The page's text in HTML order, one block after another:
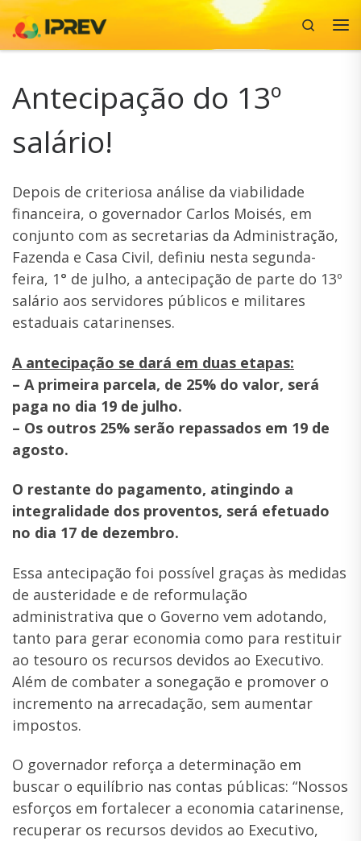
Skip to content
Search
Antecipação do 13º
salário!
Depois de criteriosa análise da viabilidade
financeira, o governador Carlos Moisés, em
conjunto com as secretarias da Administração,
Fazenda e Casa Civil, definiu nesta segunda-
feira, 1° de julho, a antecipação de parte do 13º
salário aos servidores públicos e militares
estaduais catarinenses.
A antecipação se dará em duas etapas:
– A primeira parcela, de 25% do valor, será
paga no dia 19 de julho.
– Os outros 25% serão repassados em 19 de
agosto.
O restante do pagamento, atingindo a
integralidade dos proventos, será efetuado
no dia 17 de dezembro.
Essa antecipação foi possível graças às medidas
de austeridade e de reformulação
administrativa que o Governo vem adotando,
tanto para gerar economia como para restituir
ao tesouro os recursos devidos ao Executivo.
Além de combater a sonegação e promover o
incremento na arrecadação, sem aumentar
impostos.
O governador reforça a determinação em
buscar o equilíbrio nas contas públicas: “Nossos
esforços em fortalecer a economia catarinense,
recuperar os recursos devidos ao Executivo,